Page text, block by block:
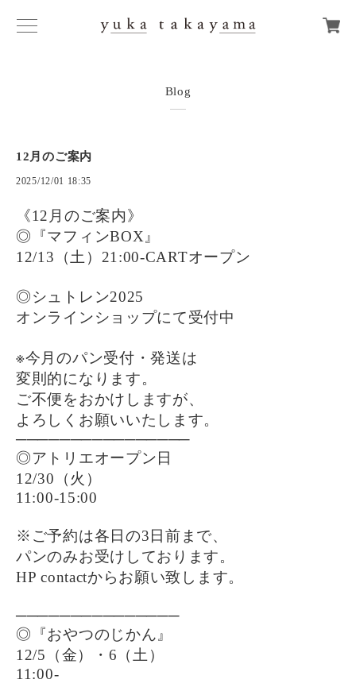
Blog
12月のご案内
2025/12/01 18:35
《12月のご案内》
◎『マフィンBOX』
12/13（土）21:00-CARTオープン
◎シュトレン2025
オンラインショップにて受付中
※今月のパン受付・発送は
変則的になります。
ご不便をおかけしますが、
よろしくお願いいたします。
────────────────
◎アトリエオープン日
12/30（火）
11:00-15:00
※ご予約は各日の3日前まで、
パンのみお受けしております。
HP contactからお願い致します。
───────────────
◎『おやつのじかん』
12/5（金）・6（土）
11:00-